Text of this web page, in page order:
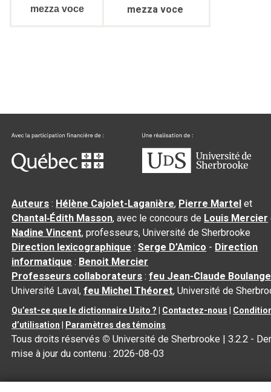
mezza voce mezza voce
Auteurs : Hélène Cajolet-Laganière, Pierre Martel et
Chantal‑Édith Masson, avec le concours de Louis Mercier
Nadine Vincent, professeurs, Université de Sherbrooke
Direction lexicographique :Serge D’Amico - Direction
informatique : Benoit Mercier
Professeurs collaborateurs :feu Jean-Claude
Université Laval,feu Michel Théoret, Université de
Qu’est-ce que le dictionnaire Usito ? Contactez-nous
d’utilisation
Paramètres des témoins
Tous droits réservés © Université de Sherbrooke |3.2.2 -
mise à jour du contenu :2026-08-03